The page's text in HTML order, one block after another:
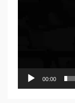
00:00